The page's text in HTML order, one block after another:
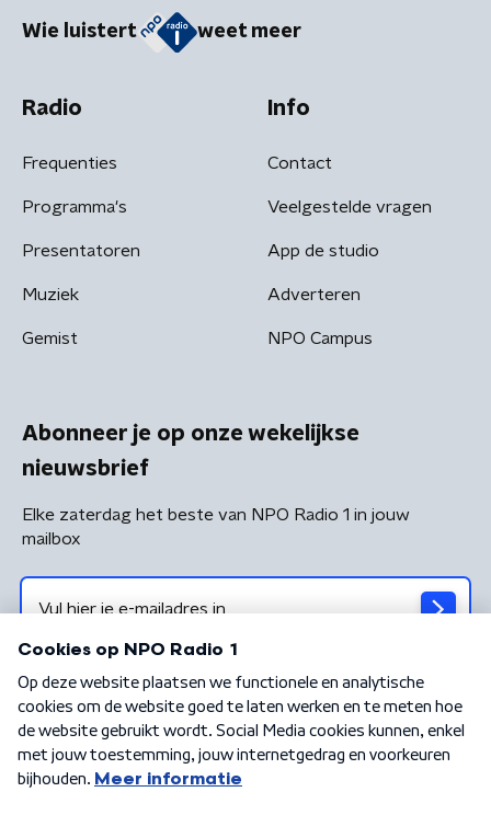
Wie luistert weet meer
Radio
Frequenties
Programma's
Presentatoren
Muziek
Gemist
Info
Contact
Veelgestelde vragen
App de studio
Adverteren
NPO Campus
Abonneer je op onze wekelijkse
nieuwsbrief
Elke zaterdag het beste van NPO Radio 1 in jouw
mailbox
Algemene voorwaarden